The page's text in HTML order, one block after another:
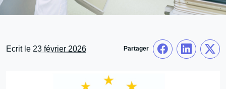
Ecrit le 23 février 2026 Partager